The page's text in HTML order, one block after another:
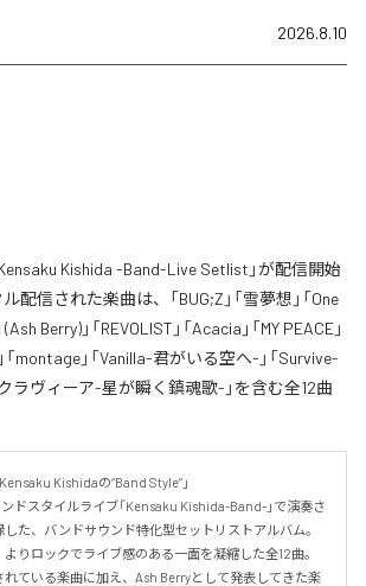
2026.8.10
Kishida -Band-Live Setlist」が配信開始
配信された楽曲は、「BUG;Z」「雪夢想」「One
Berry)」「REVOLIST」「Acacia」「MY PEACE」
montage」「Vanilla-君がいる空へ-」「Survive-
ラヴィーア-星が瞬く鎮魂歌-」を含む全12曲
Kishidaの“Band Style”」
ドスタイルライブ「Kensaku Kishida-Band-」で演奏さ
た、バンドサウンド特化型セットリストアルバム。
りロックでライブ感のある一面を凝縮した全12曲。
ている楽曲に加え、Ash Berryとして発表してきた楽